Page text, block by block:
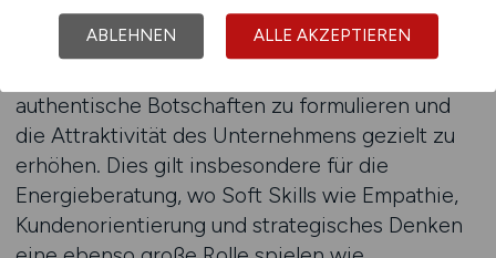
Eine individuelle Beratung im Recruitingprozess
authentische Botschaften zu formulieren und
die Attraktivität des Unternehmens gezielt zu
erhöhen. Dies gilt insbesondere für die
Energieberatung, wo Soft Skills wie Empathie,
Kundenorientierung und strategisches Denken
ABLEHNEN ALLE AKZEPTIEREN